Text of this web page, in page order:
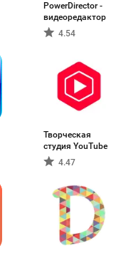
PowerDirector -
видеоредактор
4.54
Творческая
студия YouTube
4.47